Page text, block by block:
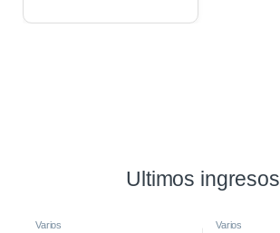
Ultimos ingresos
Varios Varios